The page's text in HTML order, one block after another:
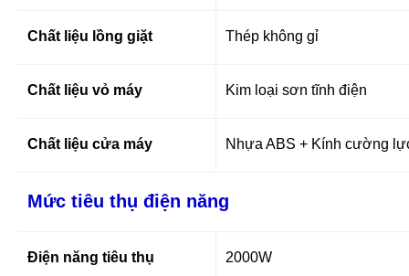
Chất liệu lồng giặt Thép không gỉ
Chất liệu vỏ máy Kim loại sơn tĩnh điện
Chất liệu cửa máy Nhựa ABS + Kính cường
Mức tiêu thụ điện năng
Điện năng tiêu thụ 2000W